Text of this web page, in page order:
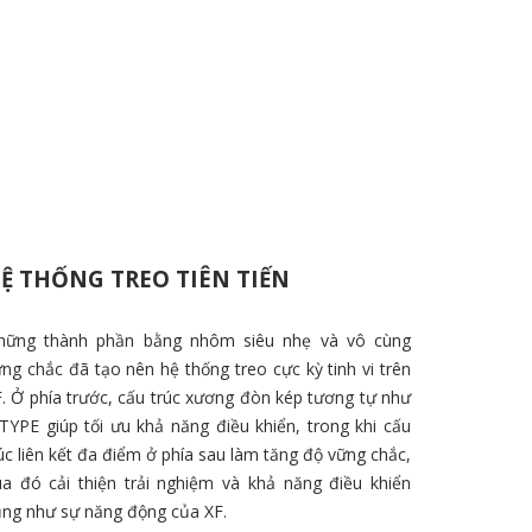
THỐNG TREO TIÊN TIẾN
thành phần bằng nhôm siêu nhẹ và vô cùng
chắc đã tạo nên hệ thống treo cực kỳ tinh vi trên
Ở phía trước, cấu trúc xương đòn kép tương tự như
giúp tối ưu khả năng điều khiển, trong khi cấu
liên kết đa điểm ở phía sau làm tăng độ vững chắc,
đó cải thiện trải nghiệm và khả năng điều khiển
như sự năng động của XF.